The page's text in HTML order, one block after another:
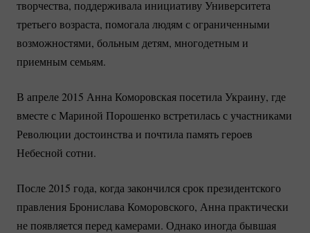
творчества, поддерживала инициативу Университета
третьего возраста, помогала людям с ограниченными
возможностями, больным детям, многодетным и
приемным семьям.
В апреле 2015 Анна Коморовская посетила Украину, где
вместе с Мариной Порошенко встретилась с участниками
Революции достоинства и почтила память героев
Небесной сотни.
После 2015 года, когда закончился срок президентского
правления Бронислава Коморовского, Анна практически
не появляется перед камерами. Однако иногда бывшая